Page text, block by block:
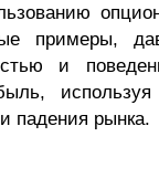
примеры,
и
падения рынка.